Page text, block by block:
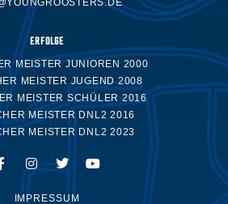
ERFOLGE
MEISTER JUNIOREN 2000
MEISTER JUGEND 2008
MEISTER SCHÜLER 2016
MEISTER DNL2 2016
MEISTER DNL2 2023
IMPRESSUM